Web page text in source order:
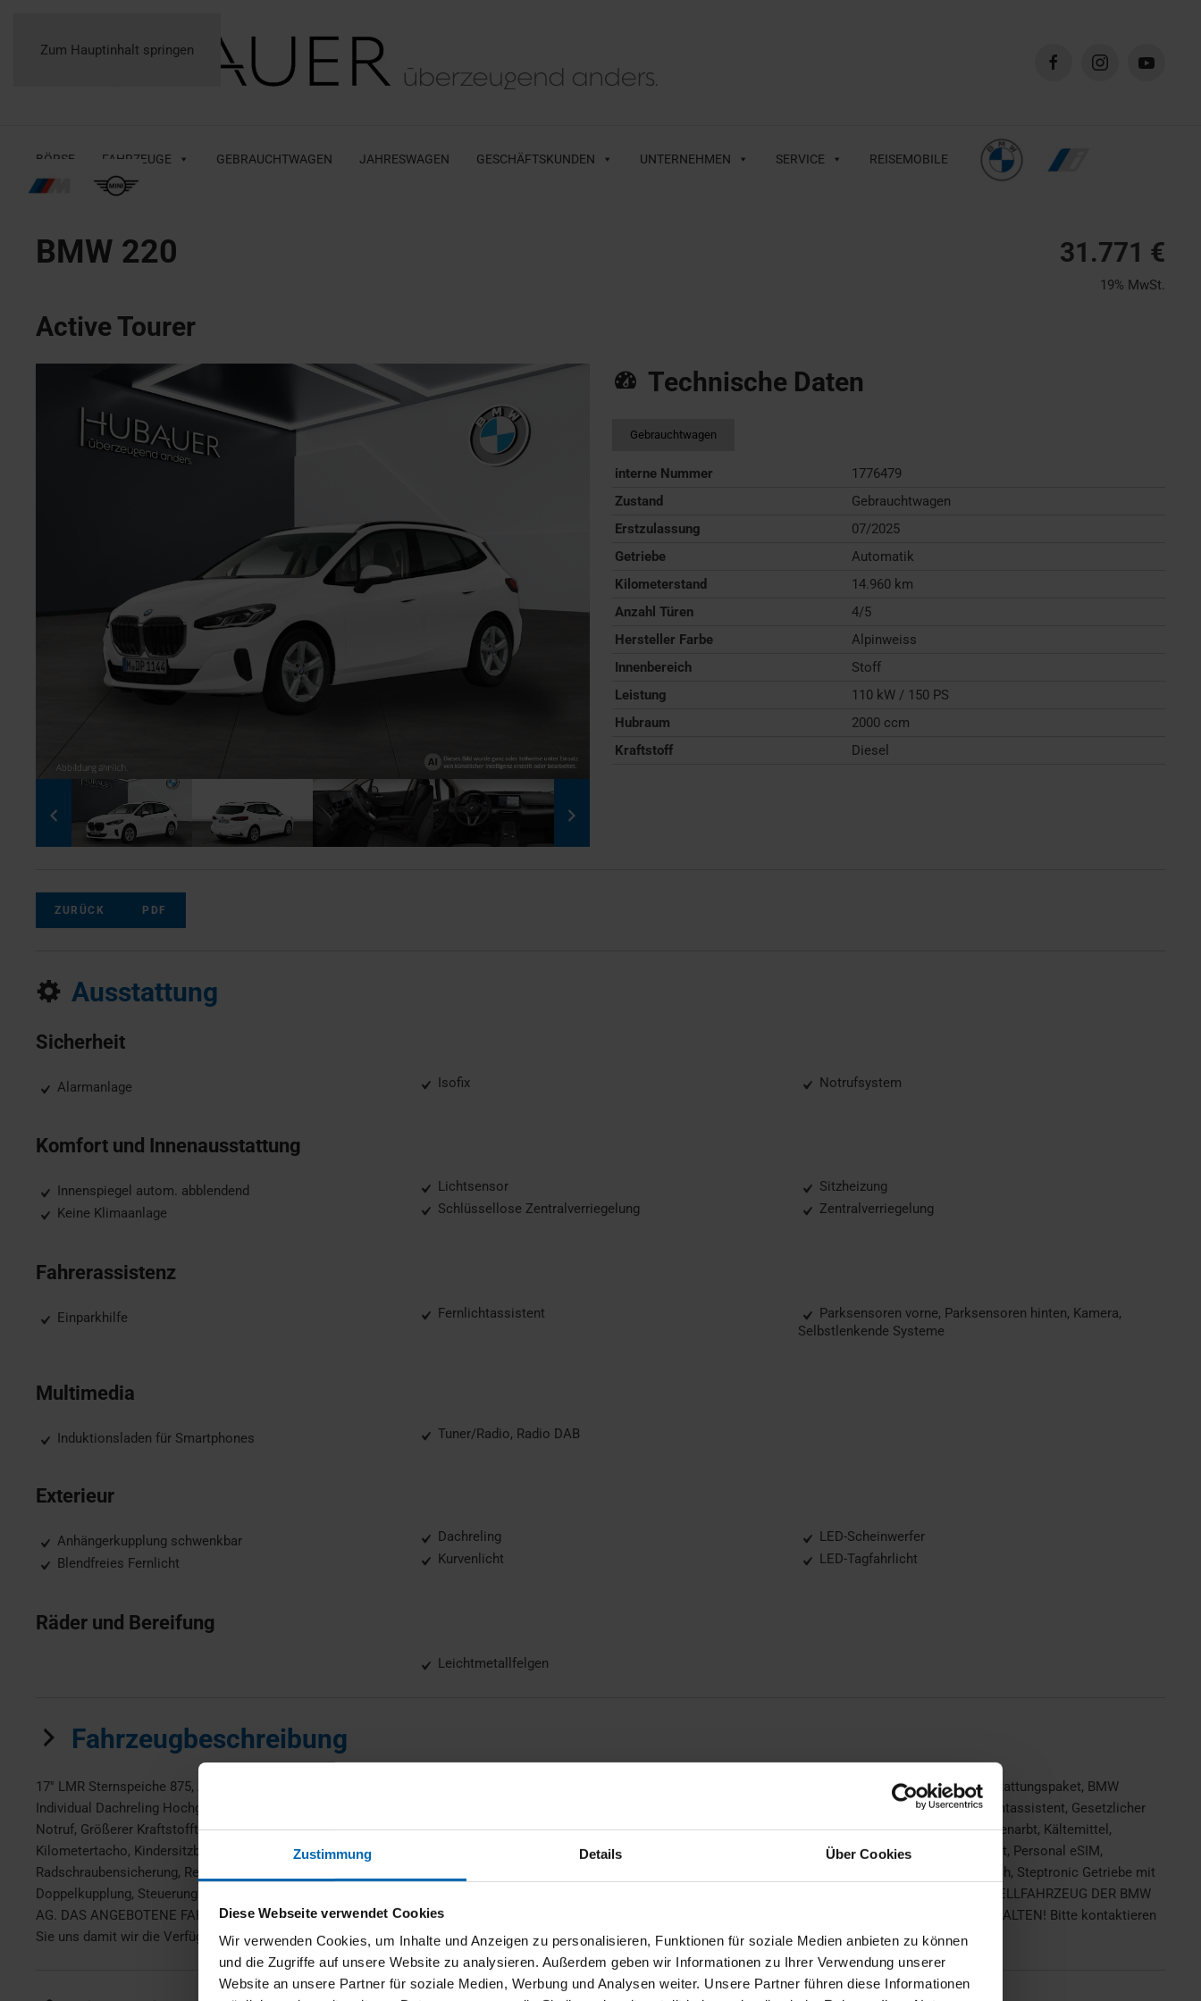
Zustimmung Details Über Cookies
Diese Webseite verwendet Cookies
Wir verwenden Cookies, um Inhalte und Anzeigen zu personalisieren, Funktionen für soziale Medien anbieten zu können
und die Zugriffe auf unsere Website zu analysieren. Außerdem geben wir Informationen zu Ihrer Verwendung unserer
Website an unsere Partner für soziale Medien, Werbung und Analysen weiter. Unsere Partner führen diese Informationen
Zum Hauptinhalt springen
BÖRSE FAHRZEUGE GEBRAUCHTWAGEN JAHRESWAGEN GESCHÄFTSKUNDEN UNTERNEHMEN SERVICE REISEMOBILE
BMW 220
Active Tourer
31.771 €
19% MwSt.
Technische Daten
Gebrauchtwagen
interne Nummer
1776479
Zustand
Gebrauchtwagen
Erstzulassung
07/2025
Getriebe
Automatik
Kilometerstand
14.960 km
Anzahl Türen
4/5
Hersteller Farbe
Alpinweiss
Innenbereich
Stoff
Leistung
110 kW / 150 PS
Hubraum
2000 ccm
Kraftstoff
Diesel
ZURÜCK PDF
Ausstattung
Sicherheit
Alarmanlage Isofix Notrufsystem
Komfort und Innenausstattung
Innenspiegel autom. abblendend
Keine Klimaanlage
Lichtsensor
Schlüssellose Zentralverriegelung
Sitzheizung
Zentralverriegelung
Fahrerassistenz
Einparkhilfe Fernlichtassistent
Parksensoren vorne, Parksensoren hinten, Kamera,
Selbstlenkende Systeme
Multimedia
Induktionsladen für Smartphones Tuner/Radio, Radio DAB
Exterieur
Anhängerkupplung schwenkbar
Blendfreies Fernlicht
Dachreling
Kurvenlicht
LED-Scheinwerfer
LED-Tagfahrlicht
Räder und Bereifung
Leichtmetallfelgen
Fahrzeugbeschreibung
17'' LMR Sternspeiche 875, Abgastechnik EU6d/e, Ablage für Wireless Charging, Active Guard, Adaptiver LED-Scheinwerfer, Alarmanlage, Anhaengerkupplung, Ausstattungspaket, BMW
Individual Dachreling Hochglanz Shadow Line, CO2 Umfang, DAB-Tuner, Deutsch / Bordliteratur, Deutschland-Ausfuehrung, EU-spezifische Zusatzumfaenge, Fernlichtassistent, Gesetzlicher
Notruf, Größerer Kraftstofftank, Innen- und Außenspiegelpaket, Innenspiegel, automatisch abblendend, Instrumententafel Luxury, Interieurleisten Quarzsilber matt genarbt, Kältemittel,
Kilometertacho, Kindersitzbefestigung i-Sitze für Beifahrer, Komfortzugang, M Hochglanz Shadow Line, Ölwartungsintervall 24 Monate/30.000 km, Parking Assistant, Personal eSIM,
Radschraubensicherung, Rekuperationssystem, Sitzheizung fuer Fahrer und Beifahrer, Sitzverstellung für Fondsitze, Sonnenschutzverglasung, Sprachversion Deutsch, Steptronic Getriebe mit
Doppelkupplung, Steuerung Getriebetyp, Teleservices, Vorbereitung Driving Assistant Plus, Warndreieck, BEI DIESEM FAHRZEUG HANDELT ES SICH UM EIN BESTELLFAHRZEUG DER BMW
AG. DAS ANGEBOTENE FAHRZEUG BEFINDET SICH NICHT BEI UNS VOR ORT, SONDERN IN EINEM ZENTRALLAGER. IRRTUM UND ZWISCHENVERKAUF VORBEHALTEN! Bitte kontaktieren
Sie uns damit wir die Verfügbarkeit dieses Fahrzeugs überprüfen können. Vielen Dank.